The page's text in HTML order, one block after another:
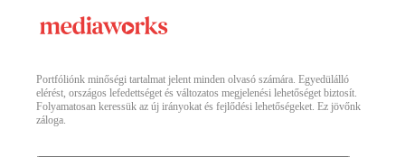
Portfóliónk minőségi tartalmat jelent minden olvasó számára. Egyedülálló
elérést, országos lefedettséget és változatos megjelenési lehetőséget biztosít.
Folyamatosan keressük az új irányokat és fejlődési lehetőségeket. Ez jövőnk
záloga.